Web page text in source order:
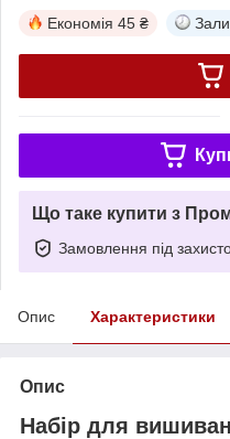
Економія 45 ₴
Що таке купити з
Замовлення під
Опис Характеристики
Опис
Набір для